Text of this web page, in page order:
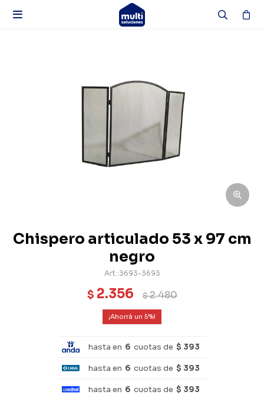

Chispero articulado 53 x 97 cm
negro
3693-3693
$ 2.356 $2.480
5
hasta en 6 cuotas de $ 393
hasta en 6 cuotas de $ 393
hasta en 6 cuotas de $ 393